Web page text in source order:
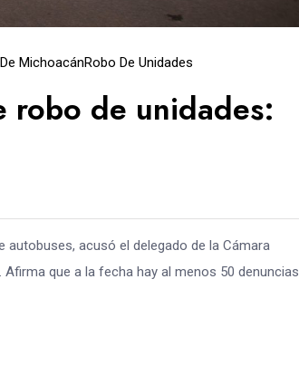
MichoacánRobo De Unidades
robo de unidades:
acusó el delegado de la Cámara
que a la fecha hay al menos 50 denuncias